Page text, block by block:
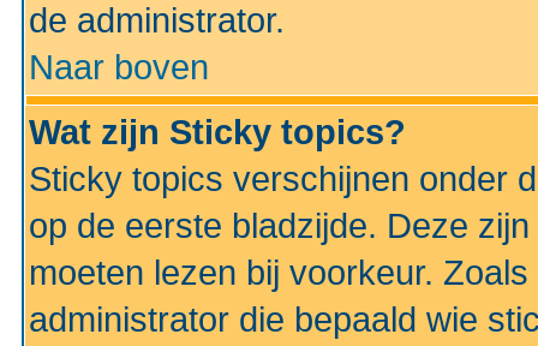
de administrator.
Naar boven
Wat zijn Sticky topics?
Sticky topics verschijnen onder
op de eerste bladzijde. Deze
moeten lezen bij voorkeur.
administrator die bepaald wie